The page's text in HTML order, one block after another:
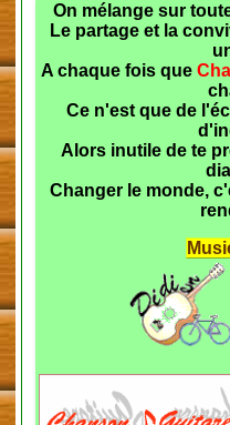
On mélange sur
Le partage et la
A chaque fois que
Ce n'est que de
Alors inutile de te
Changer le monde,